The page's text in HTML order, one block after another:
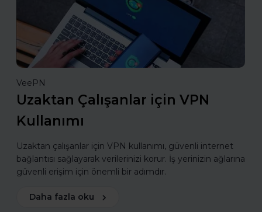
VeePN
Uzaktan Çalışanlar için VPN
Kullanımı
Uzaktan çalışanlar için VPN kullanımı, güvenli internet
bağlantısı sağlayarak verilerinizi korur. İş yerinizin ağlarına
güvenli erişim için önemli bir adımdır.
Daha fazla oku